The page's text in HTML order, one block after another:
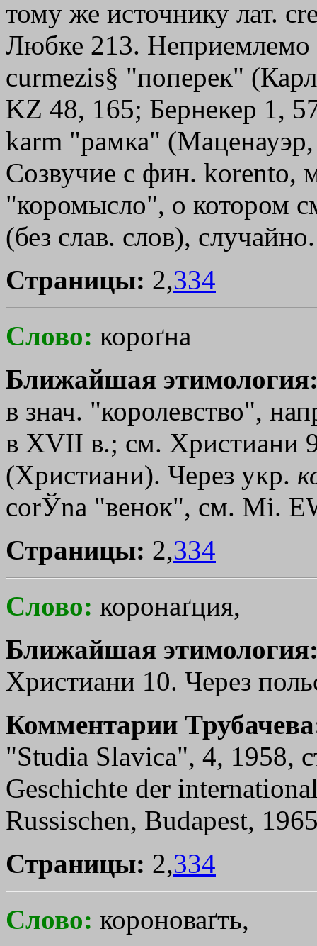
тому же источнику лат.
Любке 213. Неприемлемо
curmezis§ "поперек"
KZ 48, 165; Бернекер 1,
karm "рамка"
Созвучие с фин. korento,
"коромысло", о котором
(без слав. слов), случайно.
Страницы: 2,334
Слово: короґна
Ближайшая
в знач. "королевство",
в XVII в.; см. Христиани
(Христиани). Через укр.
соrЎnа "венок", см. Мi.
Страницы: 2,334
Слово: коронаґция,
Ближайшая
Христиани 10. Через
Комментарии
"Studiа Slavica", 4, 1958,
Geschichte dеr
Russischen, Вudареst,
Страницы: 2,334
Слово: короноваґть,